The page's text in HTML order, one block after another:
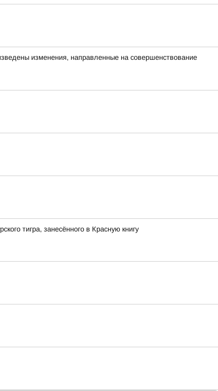
изменения, направленные на совершенствование
тигра, занесённого в Красную книгу